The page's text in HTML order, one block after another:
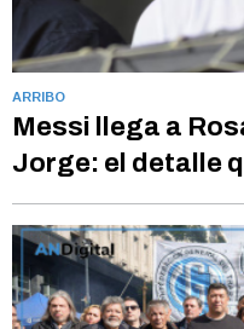
ARRIBO
Messi llega a
Jorge: el detalle